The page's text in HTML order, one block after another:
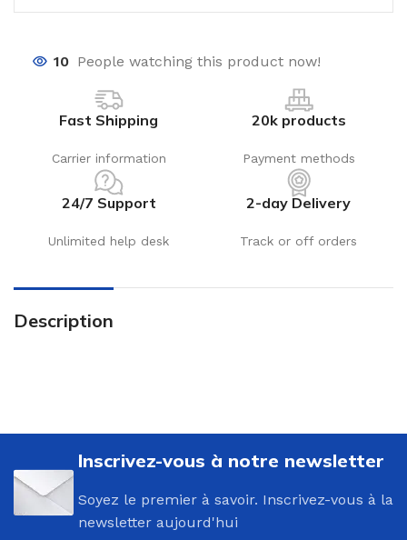
10 People watching this product now!
Fast Shipping
Carrier information
20k products
Payment methods
24/7 Support
Unlimited help desk
2-day Delivery
Track or off orders
Description
Inscrivez-vous à notre newsletter
Soyez le premier à savoir. Inscrivez-vous à la
newsletter aujourd'hui